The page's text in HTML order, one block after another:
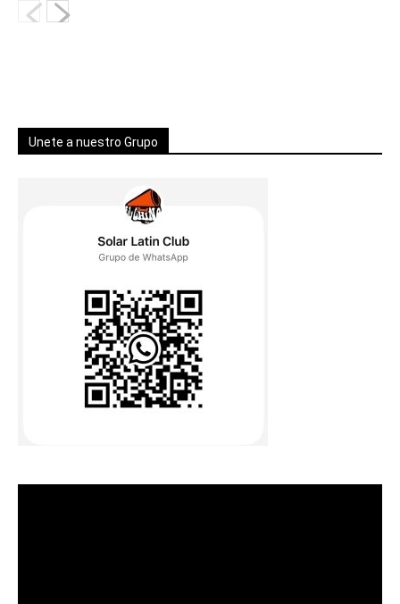
Unete a nuestro Grupo